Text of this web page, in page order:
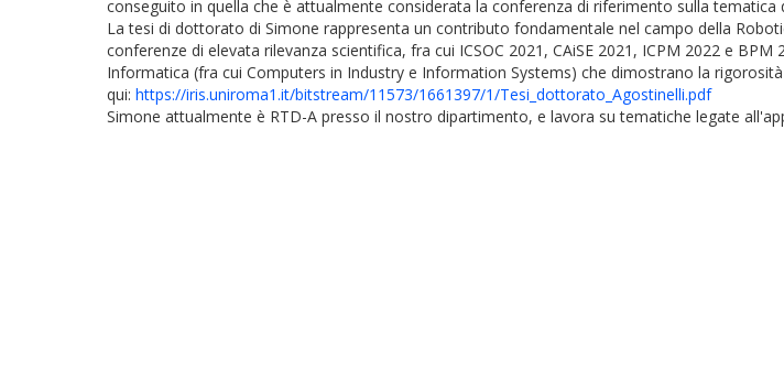
conseguito in quella che è attualmente considerata la conferenza di riferimento sulla tematica
La tesi di dottorato di Simone rappresenta un contributo fondamentale nel campo della
conferenze di elevata rilevanza scientifica, fra cui ICSOC 2021, CAiSE 2021, ICPM 2022 e
Informatica (fra cui Computers in Industry e Information Systems) che dimostrano la
qui: https://iris.uniroma1.it/bitstream/11573/1661397/1/Tesi_dottorato_Agostinelli.pdf
Simone attualmente è RTD-A presso il nostro dipartimento, e lavora su tematiche legate